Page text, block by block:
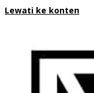
Lewati ke konten